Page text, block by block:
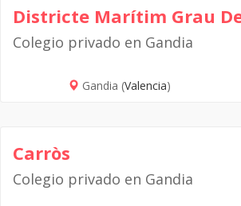
Districte Marítim Grau
Colegio privado en Gandia
Gandia (Valencia)
Carròs
Colegio privado en Gandia